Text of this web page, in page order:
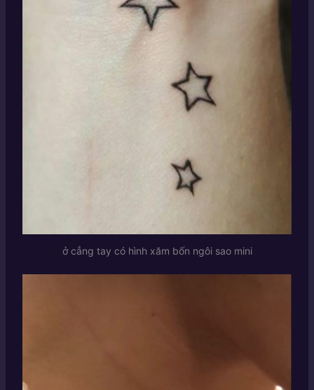
ở cẳng tay có hình xăm bốn ngôi sao mini